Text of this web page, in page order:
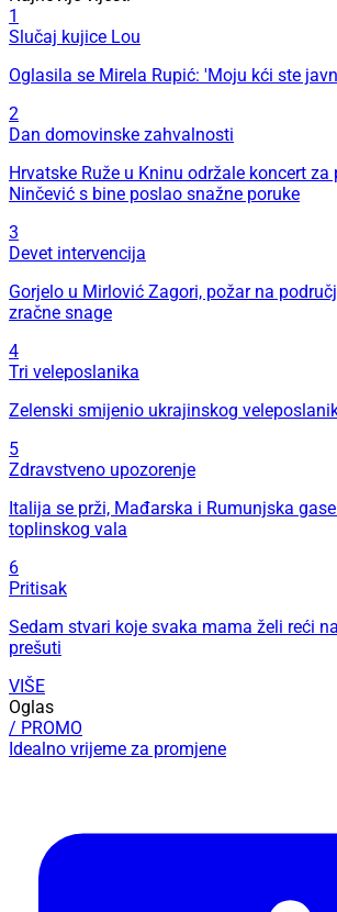
1
Slučaj kujice Lou
Oglasila se Mirela Rupić: 'Moju kći ste
2
Dan domovinske zahvalnosti
Hrvatske Ruže u Kninu održale koncert za
Ninčević s bine poslao snažne poruke
3
Devet intervencija
Gorjelo u Mirlović Zagori, požar na
zračne snage
4
Tri veleposlanika
Zelenski smijenio ukrajinskog
5
Zdravstveno upozorenje
Italija se prži, Mađarska i Rumunjska
toplinskog vala
6
Pritisak
Sedam stvari koje svaka mama želi reći
prešuti
VIŠE
Oglas
/ PROMO
Idealno vrijeme za promjene